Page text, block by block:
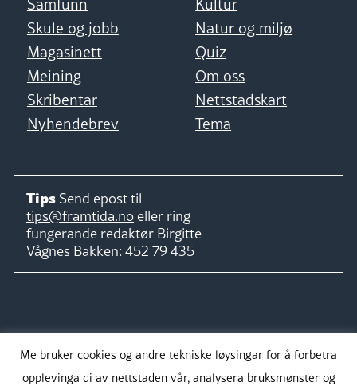
Skule og jobb
Natur og miljø
Magasinett
Quiz
Meining
Om oss
Skribentar
Nettstadskart
Nyhendebrev
Tema
Tips Send epost til
tips@framtida.no eller ring
fungerande redaktør Birgitte
Vågnes Bakken: 452 79 435
Me bruker cookies og andre tekniske løysingar for å forbetra
opplevinga di av nettstaden vår, analysera bruksmønster og